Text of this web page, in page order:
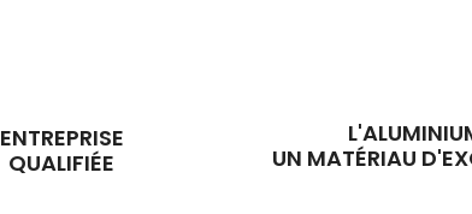
ENTREPRISE
QUALIFIÉE
UN MATÉRIAU